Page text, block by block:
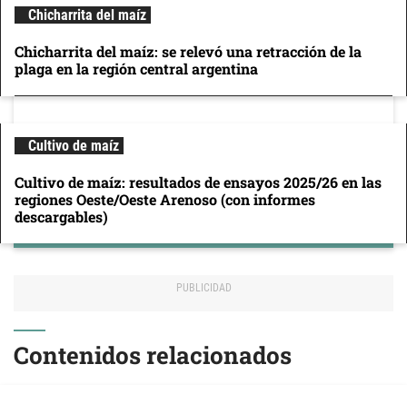
Chicharrita del maíz
Chicharrita del maíz: se relevó una retracción de la
plaga en la región central argentina
Cultivo de maíz
Cultivo de maíz: resultados de ensayos 2025/26 en las
regiones Oeste/Oeste Arenoso (con informes
descargables)
Contenidos relacionados